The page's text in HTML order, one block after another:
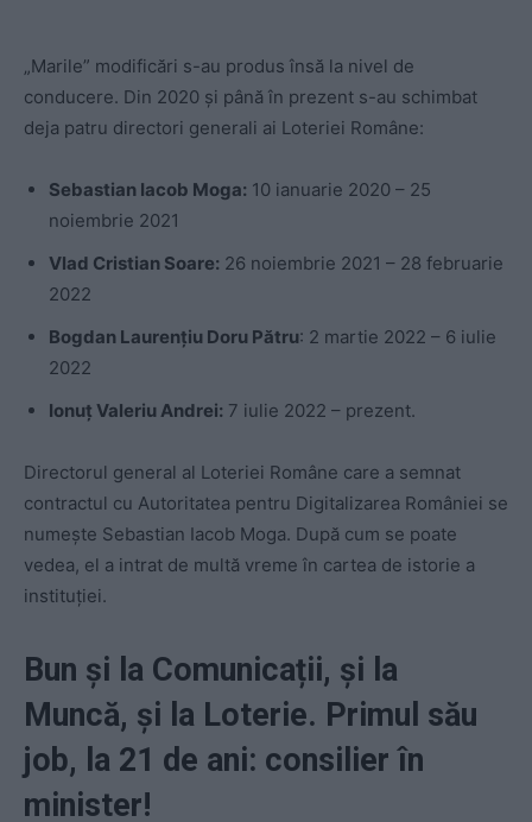
„Marile” modificări s-au produs însă la nivel de
conducere. Din 2020 și până în prezent s-au schimbat
deja patru directori generali ai Loteriei Române:
Sebastian Iacob Moga: 10 ianuarie 2020 – 25
noiembrie 2021
Vlad Cristian Soare: 26 noiembrie 2021 – 28 februarie
2022
Bogdan Laurențiu Doru Pătru: 2 martie 2022 – 6 iulie
2022
Ionuț Valeriu Andrei: 7 iulie 2022 – prezent.
Directorul general al Loteriei Române care a semnat
contractul cu Autoritatea pentru Digitalizarea României se
numește Sebastian Iacob Moga. După cum se poate
vedea, el a intrat de multă vreme în cartea de istorie a
instituției.
Bun și la Comunicații, și la
Muncă, și la Loterie. Primul său
job, la 21 de ani: consilier în
minister!